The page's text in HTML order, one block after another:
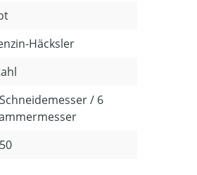
Häcksler
/ 6